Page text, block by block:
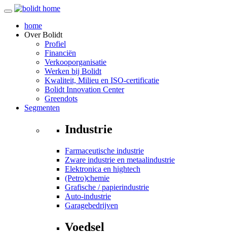
home
OverBolidt
Profiel
Financiën
Verkooporganisatie
Werken bij Bolidt
Kwaliteit, Milieu en ISO-certificatie
Bolidt Innovation Center
Greendots
Segmenten
Industrie
Farmaceutische industrie
Zware industrie en metaalindustrie
Elektronica en hightech
(Petro)chemie
Grafische / papierindustrie
Auto-industrie
Garagebedrijven
Voedsel